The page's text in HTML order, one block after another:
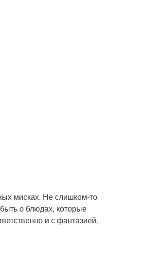
мисках. Не слишком-то
о блюдах, которые
и с фантазией.